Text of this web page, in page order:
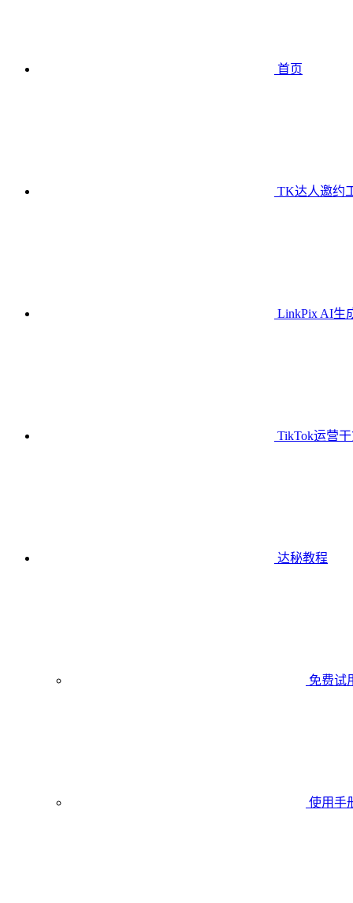
首页
TK达人邀约
LinkPix AI生
TikTok运营
达秘教程
免费试
使用手